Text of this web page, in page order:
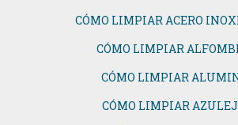
CÓMO LIMPIAR ACERO
CÓMO LIMPIAR
CÓMO LIMPIAR
CÓMO LIMPIAR